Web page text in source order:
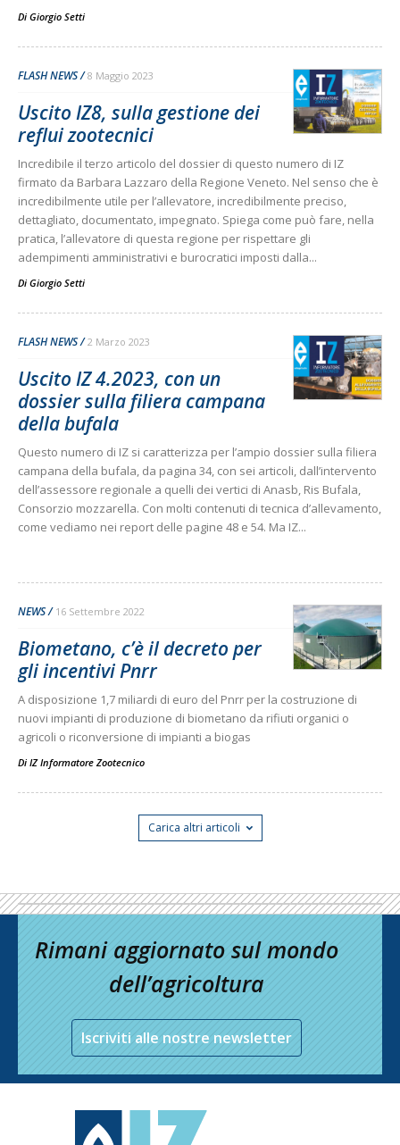
Di Giorgio Setti
FLASH NEWS 8 Maggio 2023
Uscito IZ8, sulla gestione dei
reflui zootecnici
Incredibile il terzo articolo del dossier di questo numero di IZ
firmato da Barbara Lazzaro della Regione Veneto. Nel senso che è
incredibilmente utile per l’allevatore, incredibilmente preciso,
dettagliato, documentato, impegnato. Spiega come può fare, nella
pratica, l’allevatore di questa regione per rispettare gli
adempimenti amministrativi e burocratici imposti dalla...
Di Giorgio Setti
FLASH NEWS 2 Marzo 2023
Uscito IZ 4.2023, con un
dossier sulla filiera campana
della bufala
Questo numero di IZ si caratterizza per l’ampio dossier sulla filiera
campana della bufala, da pagina 34, con sei articoli, dall’intervento
dell’assessore regionale a quelli dei vertici di Anasb, Ris Bufala,
Consorzio mozzarella. Con molti contenuti di tecnica d’allevamento,
come vediamo nei report delle pagine 48 e 54. Ma IZ...
NEWS 16 Settembre 2022
Biometano, c’è il decreto per
gli incentivi Pnrr
A disposizione 1,7 miliardi di euro del Pnrr per la costruzione di
nuovi impianti di produzione di biometano da rifiuti organici o
agricoli o riconversione di impianti a biogas
Di IZ Informatore Zootecnico
Carica altri articoli
Rimani aggiornato sul mondo
dell’agricoltura
Iscriviti alle nostre newsletter